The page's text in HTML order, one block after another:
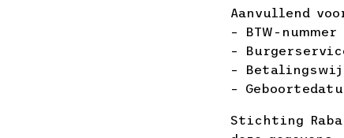
Aanvullend
– BTW-nummer
–
–
–
Stichting